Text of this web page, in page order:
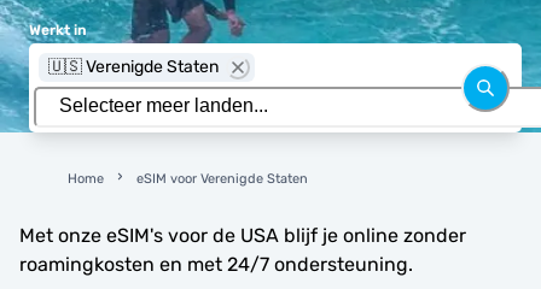
Werkt in
🇺🇸 Verenigde Staten
Home eSIM voor Verenigde Staten
Met onze eSIM's voor de USA blijf je online zonder
roamingkosten en met 24/7 ondersteuning.